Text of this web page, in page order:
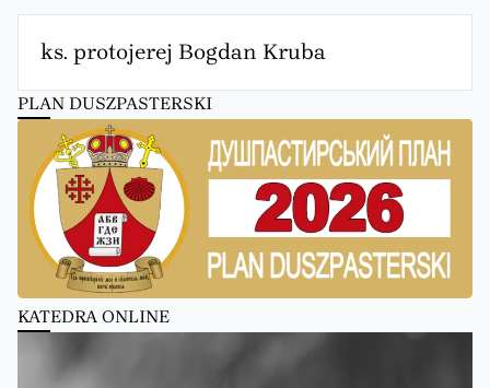
ks. protojerej Bogdan Kruba
PLAN DUSZPASTERSKI
KATEDRA ONLINE